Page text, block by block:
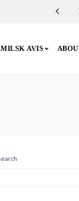
AVIS